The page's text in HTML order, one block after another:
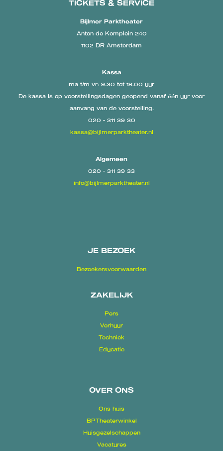
TICKETS & SERVICE
Bijlmer Parktheater
Anton de Komplein 240
1102 DR Amsterdam
Kassa
ma t/m vr: 9.30 tot 18.00 uur
De kassa is op voorstellingsdagen geopend vanaf één uur voor
aanvang van de voorstelling.
020 - 311 39 30
kassa@bijlmerparktheater.nl
Algemeen
020 - 311 39 33
info@bijlmerparktheater.nl
JE BEZOEK
Bezoekersvoorwaarden
ZAKELIJK
Pers
Verhuur
Techniek
Educatie
OVER ONS
Ons huis
BPTheaterwinkel
Huisgezelschappen
Vacatures